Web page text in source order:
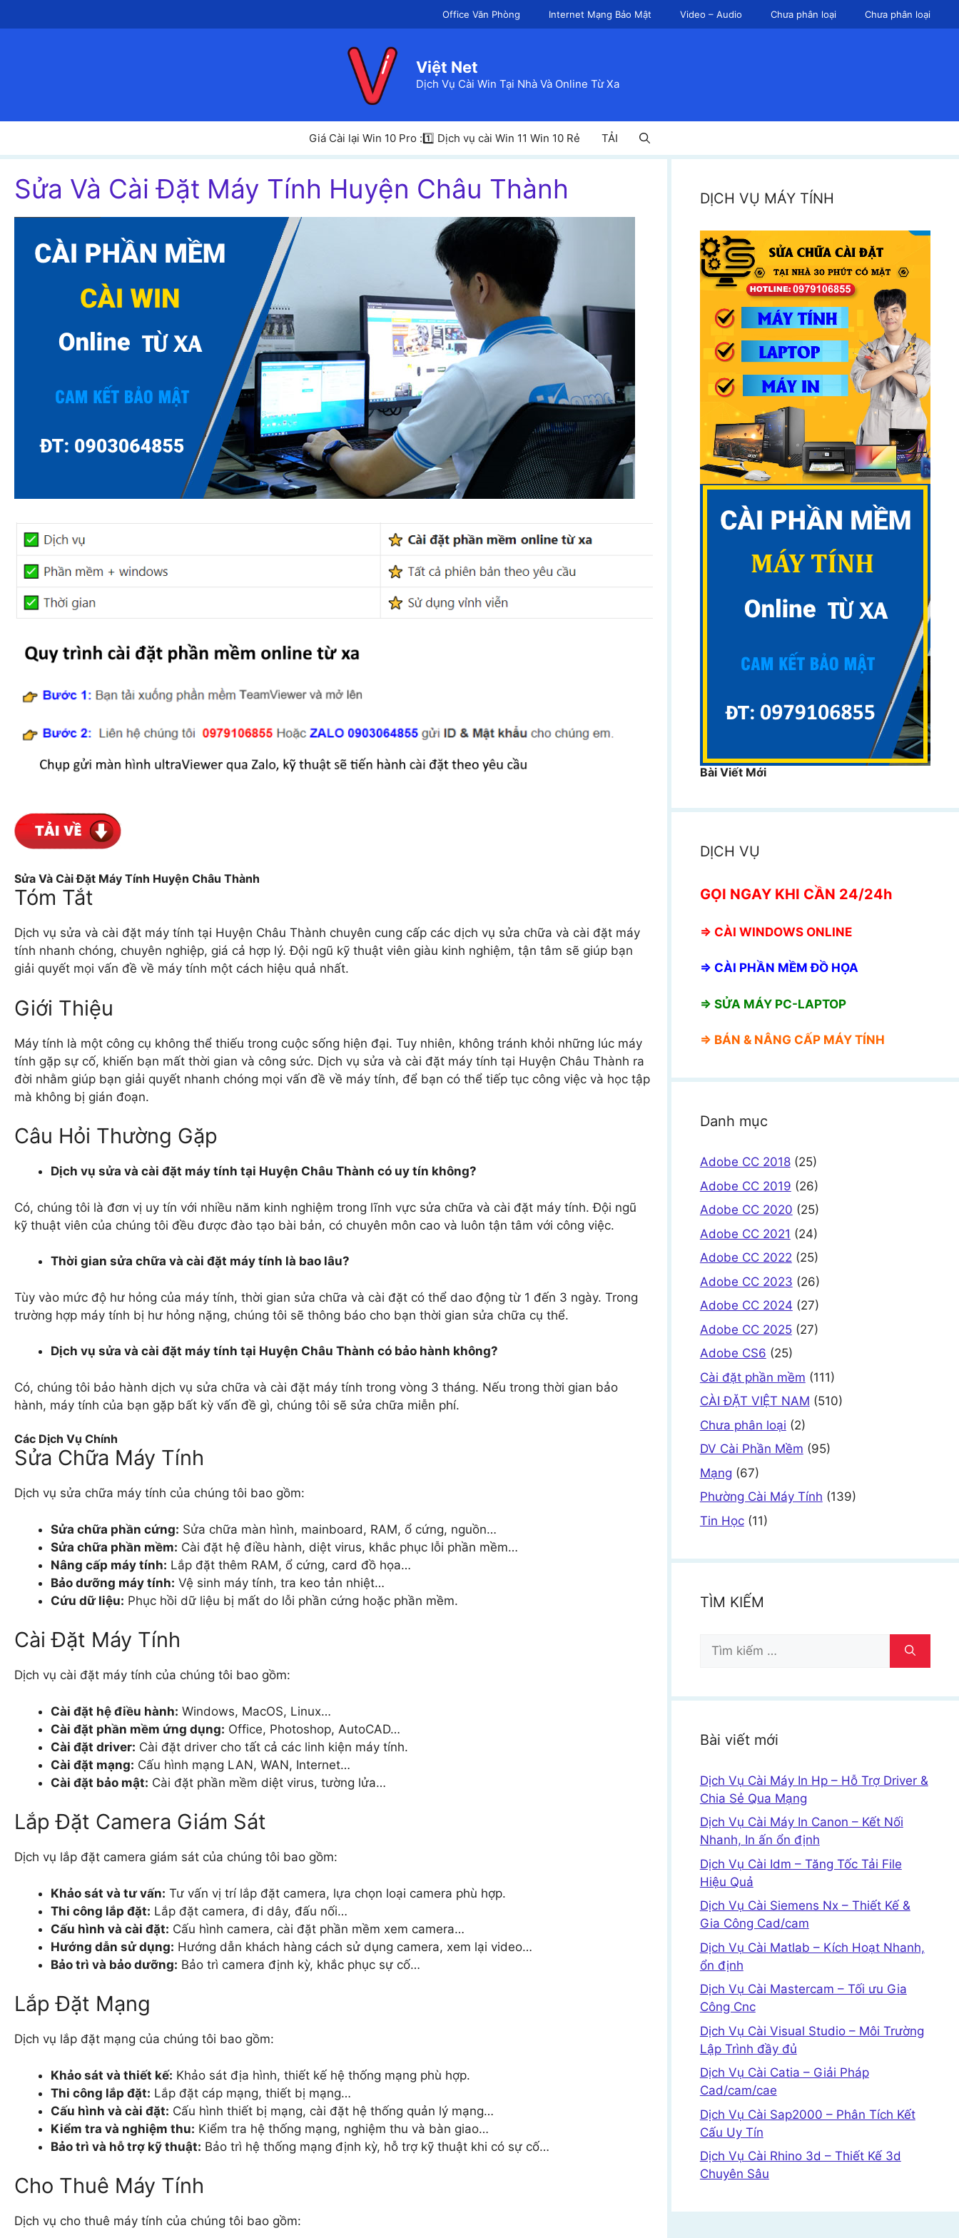
đến
Office Văn Phòng Internet Mạng Bảo Mật Video – Audio Chưa phân loại Chưa phân loại
Việt Net
Dịch Vụ Cài Win Tại Nhà Và Online Từ Xa
Giá Cài lại Win 10 Pro :1️⃣ Dịch vụ cài Win 11 Win 10 Rẻ TẢI
Sửa Và Cài Đặt Máy Tính Huyện Châu Thành
Sửa Và Cài Đặt Máy Tính Huyện Châu Thành
Tóm Tắt
Dịch vụ sửa và cài đặt máy tính tại Huyện Châu Thành chuyên cung cấp các dịch vụ sửa chữa và cài đặt máy
tính nhanh chóng, chuyên nghiệp, giá cả hợp lý. Đội ngũ kỹ thuật viên giàu kinh nghiệm, tận tâm sẽ giúp bạn
giải quyết mọi vấn đề về máy tính một cách hiệu quả nhất.
Giới Thiệu
Máy tính là một công cụ không thể thiếu trong cuộc sống hiện đại. Tuy nhiên, không tránh khỏi những lúc máy
tính gặp sự cố, khiến bạn mất thời gian và công sức. Dịch vụ sửa và cài đặt máy tính tại Huyện Châu Thành ra
đời nhằm giúp bạn giải quyết nhanh chóng mọi vấn đề về máy tính, để bạn có thể tiếp tục công việc và học tập
mà không bị gián đoạn.
Câu Hỏi Thường Gặp
Dịch vụ sửa và cài đặt máy tính tại Huyện Châu Thành có uy tín không?
Có, chúng tôi là đơn vị uy tín với nhiều năm kinh nghiệm trong lĩnh vực sửa chữa và cài đặt máy tính. Đội ngũ
kỹ thuật viên của chúng tôi đều được đào tạo bài bản, có chuyên môn cao và luôn tận tâm với công việc.
Thời gian sửa chữa và cài đặt máy tính là bao lâu?
Tùy vào mức độ hư hỏng của máy tính, thời gian sửa chữa và cài đặt có thể dao động từ 1 đến 3 ngày. Trong
trường hợp máy tính bị hư hỏng nặng, chúng tôi sẽ thông báo cho bạn thời gian sửa chữa cụ thể.
Dịch vụ sửa và cài đặt máy tính tại Huyện Châu Thành có bảo hành không?
Có, chúng tôi bảo hành dịch vụ sửa chữa và cài đặt máy tính trong vòng 3 tháng. Nếu trong thời gian bảo
hành, máy tính của bạn gặp bất kỳ vấn đề gì, chúng tôi sẽ sửa chữa miễn phí.
Các Dịch Vụ Chính
Sửa Chữa Máy Tính
Dịch vụ sửa chữa máy tính của chúng tôi bao gồm:
Sửa chữa phần cứng: Sửa chữa màn hình, mainboard, RAM, ổ cứng, nguồn…
Sửa chữa phần mềm: Cài đặt hệ điều hành, diệt virus, khắc phục lỗi phần mềm…
Nâng cấp máy tính: Lắp đặt thêm RAM, ổ cứng, card đồ họa…
Bảo dưỡng máy tính: Vệ sinh máy tính, tra keo tản nhiệt…
Cứu dữ liệu: Phục hồi dữ liệu bị mất do lỗi phần cứng hoặc phần mềm.
Cài Đặt Máy Tính
Dịch vụ cài đặt máy tính của chúng tôi bao gồm:
Cài đặt hệ điều hành: Windows, MacOS, Linux…
Cài đặt phần mềm ứng dụng: Office, Photoshop, AutoCAD…
Cài đặt driver: Cài đặt driver cho tất cả các linh kiện máy tính.
Cài đặt mạng: Cấu hình mạng LAN, WAN, Internet…
Cài đặt bảo mật: Cài đặt phần mềm diệt virus, tường lửa…
Lắp Đặt Camera Giám Sát
Dịch vụ lắp đặt camera giám sát của chúng tôi bao gồm:
Khảo sát và tư vấn: Tư vấn vị trí lắp đặt camera, lựa chọn loại camera phù hợp.
Thi công lắp đặt: Lắp đặt camera, đi dây, đấu nối…
Cấu hình và cài đặt: Cấu hình camera, cài đặt phần mềm xem camera…
Hướng dẫn sử dụng: Hướng dẫn khách hàng cách sử dụng camera, xem lại video…
Bảo trì và bảo dưỡng: Bảo trì camera định kỳ, khắc phục sự cố…
Lắp Đặt Mạng
Dịch vụ lắp đặt mạng của chúng tôi bao gồm:
Khảo sát và thiết kế: Khảo sát địa hình, thiết kế hệ thống mạng phù hợp.
Thi công lắp đặt: Lắp đặt cáp mạng, thiết bị mạng…
Cấu hình và cài đặt: Cấu hình thiết bị mạng, cài đặt hệ thống quản lý mạng…
Kiểm tra và nghiệm thu: Kiểm tra hệ thống mạng, nghiệm thu và bàn giao…
Bảo trì và hỗ trợ kỹ thuật: Bảo trì hệ thống mạng định kỳ, hỗ trợ kỹ thuật khi có sự cố…
Cho Thuê Máy Tính
Dịch vụ cho thuê máy tính của chúng tôi bao gồm:
DỊCH VỤ MÁY TÍNH
Bài Viết Mới
DỊCH VỤ
GỌI NGAY KHI CẦN 24/24h
⇒ CÀI WINDOWS ONLINE
⇒ CÀI PHẦN MỀM ĐỒ HỌA
⇒ SỬA MÁY PC-LAPTOP
⇒ BÁN & NÂNG CẤP MÁY TÍNH
Danh mục
Adobe CC 2018(25)
Adobe CC 2019 (26)
Adobe CC 2020 (25)
Adobe CC 2021 (24)
Adobe CC 2022 (25)
Adobe CC 2023 (26)
Adobe CC 2024 (27)
Adobe CC 2025(27)
Adobe CS6 (25)
Cài đặt phần mềm (111)
CÀI ĐẶT VIỆT NAM (510)
Chưa phân loại (2)
DV Cài Phần Mềm (95)
Mạng (67)
Phường Cài Máy Tính (139)
Tin Học(11)
TÌM KIẾM
Tìm
kiếm
Bài viết mới
Dịch Vụ Cài Máy In Hp – Hỗ Trợ Driver &
Chia Sẻ Qua Mạng
Dịch Vụ Cài Máy In Canon – Kết Nối
Nhanh, In ấn ổn định
Dịch Vụ Cài Idm – Tăng Tốc Tải File
Hiệu Quả
Dịch Vụ Cài Siemens Nx – Thiết Kế &
Gia Công Cad/cam
Dịch Vụ Cài Matlab – Kích Hoạt Nhanh,
ổn định
Dịch Vụ Cài Mastercam – Tối ưu Gia
Công Cnc
Dịch Vụ Cài Visual Studio – Môi Trường
Lập Trình đầy đủ
Dịch Vụ Cài Catia – Giải Pháp
Cad/cam/cae
Dịch Vụ Cài Sap2000 – Phân Tích Kết
Cấu Uy Tín
Dịch Vụ Cài Rhino 3d – Thiết Kế 3d
Chuyên Sâu